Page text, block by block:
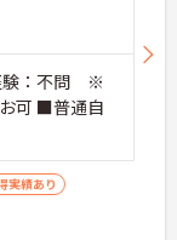
験：不問 ※
可 ■普通自
実績あり